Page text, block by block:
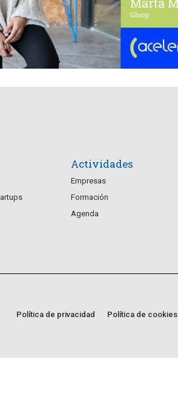
Actividades
Empresas
Formación
Agenda
Política de privacidad Política de cookies